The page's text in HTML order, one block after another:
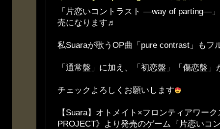
「片恋いコントラスト ―way of parting―
売になります♬
私Suaraが歌うOP曲「pure contrast」もフ
「通常盤」に加え、「初恋盤」「傷恋盤
チェックよろしくお願いします
【Suara】オトメイト×フロンティアワー
PROJECT》より発売のゲーム『片恋いコ